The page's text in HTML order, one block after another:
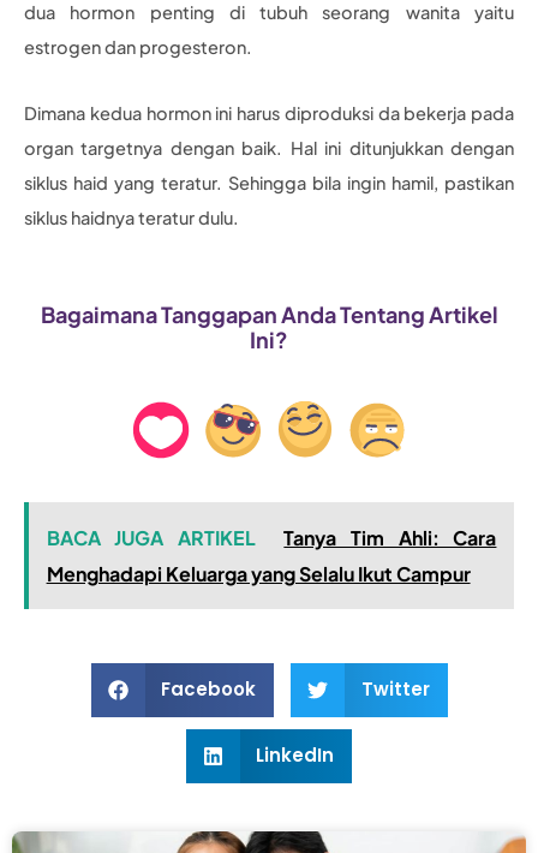
dua hormon penting di tubuh seorang wanita yaitu
estrogen dan progesteron.
Dimana kedua hormon ini harus diproduksi da bekerja pada
organ targetnya dengan baik. Hal ini ditunjukkan dengan
siklus haid yang teratur. Sehingga bila ingin hamil, pastikan
siklus haidnya teratur dulu.
Bagaimana Tanggapan Anda Tentang Artikel
Ini?
BACA JUGA ARTIKEL
Tanya Tim Ahli: Cara
Menghadapi Keluarga yang Selalu Ikut Campur
Facebook Twitter
LinkedIn